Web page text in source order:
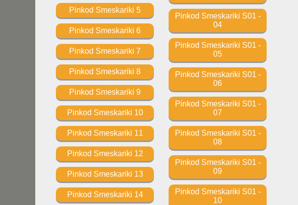
Pinkod Smeskariki 5
Pinkod Smeskariki 6
Pinkod Smeskariki 7
Pinkod Smeskariki 8
Pinkod Smeskariki 9
Pinkod Smeskariki 10
Pinkod Smeskariki 11
Pinkod Smeskariki 12
Pinkod Smeskariki 13
Pinkod Smeskariki 14
Pinkod Smeskariki S01 -
04
Pinkod Smeskariki S01 -
05
Pinkod Smeskariki S01 -
06
Pinkod Smeskariki S01 -
07
Pinkod Smeskariki S01 -
08
Pinkod Smeskariki S01 -
09
Pinkod Smeskariki S01 -
10